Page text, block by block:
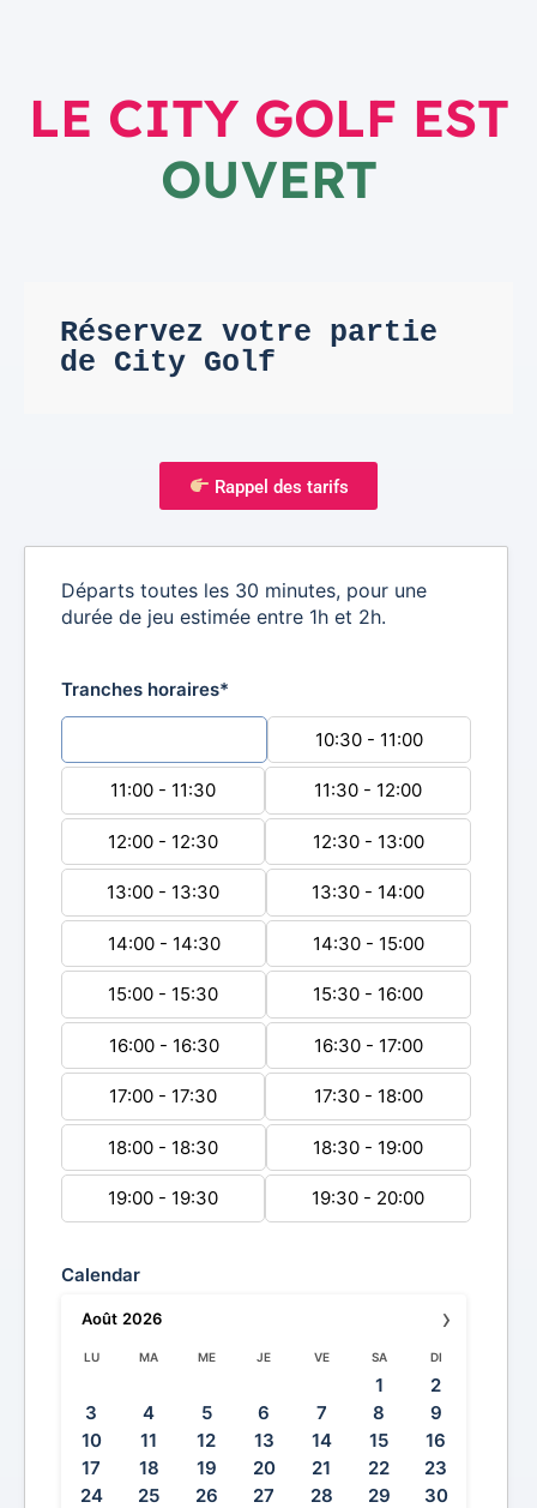
LE CITY GOLF EST
OUVERT
Réservez votre partie
de City Golf
Rappel des tarifs
Départs toutes les 30 minutes, pour une
durée de jeu estimée entre 1h et 2h.
Tranches horaires*
10:30 - 11:00
11:00 - 11:30 11:30 - 12:00
12:00 - 12:30 12:30 - 13:00
13:00 - 13:30 13:30 - 14:00
14:00 - 14:30 14:30 - 15:00
15:00 - 15:30 15:30 - 16:00
16:00 - 16:30 16:30 - 17:00
17:00 - 17:30 17:30 - 18:00
18:00 - 18:30 18:30 - 19:00
19:00 - 19:30 19:30 - 20:00
Calendar
›
Août 2026
LU MA ME JE VE SA DI
1
2
3
4 5 6 7 8
9
10
11 12 13 14 15
16
17
18 19 20 21 22
23
24
25 26 27 28 29
30